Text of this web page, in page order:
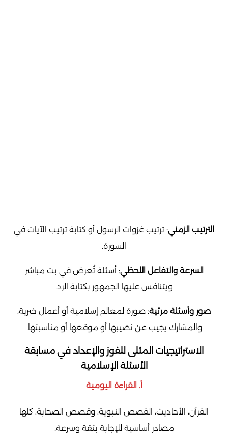
الترتيب الزمني: ترتيب غزوات الرسول أو كتابة ترتيب الآيات في
السورة.
السرعة والتفاعل اللحظي: أسئلة تُعرض في بث مباشر
ويتنافس عليها الجمهور بكتابة الرد.
صور وأسئلة مرئية: صورة لمعالم إسلامية أو أعمال خيرية،
والمشارك يجيب عن نصيبها أو موقعها أو مناسبتها.
الاستراتيجيات المثلى للفوز والإعداد في مسابقة
الأسئلة الإسلامية
أ. القراءة اليومية
القرآن، الأحاديث، القصص النبوية، وقصص الصحابة، كلها
مصادر أساسية للإجابة بثقة وسرعة.